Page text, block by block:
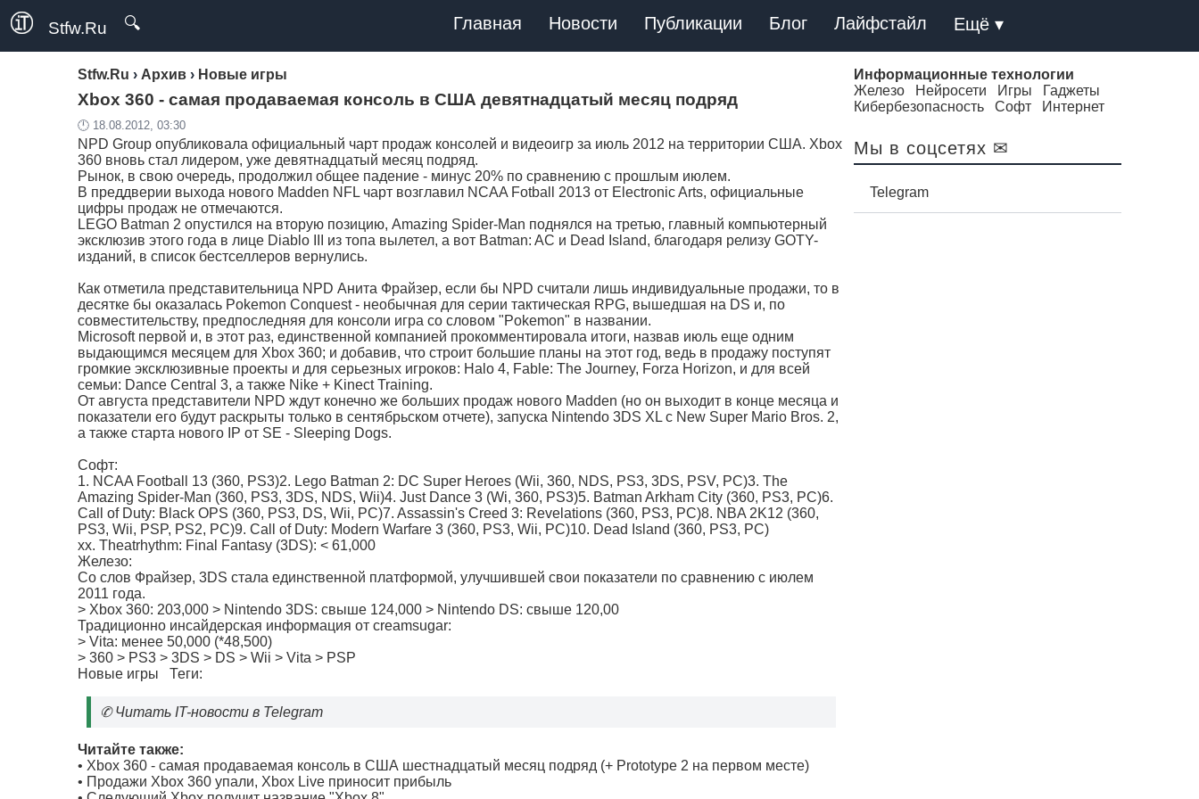
Stfw.Ru 🔍 Главная Новости Публикации Блог Лайфстайл Ещё ▾
Stfw.Ru › Архив › Новые игры
Xbox 360 - самая продаваемая консоль в США девятнадцатый месяц подряд
🕛 18.08.2012, 03:30
NPD Group опубликовала официальный чарт продаж консолей и видеоигр за июль 2012 на территории США. Xbox
360 вновь стал лидером, уже девятнадцатый месяц подряд.
Рынок, в свою очередь, продолжил общее падение - минус 20% по сравнению с прошлым июлем.
В преддверии выхода нового Madden NFL чарт возглавил NCAA Fotball 2013 от Electronic Arts, официальные
цифры продаж не отмечаются.
LEGO Batman 2 опустился на вторую позицию, Amazing Spider-Man поднялся на третью, главный компьютерный
эксклюзив этого года в лице Diablo III из топа вылетел, а вот Batman: AC и Dead Island, благодаря релизу GOTY-
изданий, в список бестселлеров вернулись.
Как отметила представительница NPD Анита Фрайзер, если бы NPD считали лишь индивидуальные продажи, то в
десятке бы оказалась Pokemon Conquest - необычная для серии тактическая RPG, вышедшая на DS и, по
совместительству, предпоследняя для консоли игра со словом "Pokemon" в названии.
Microsoft первой и, в этот раз, единственной компанией прокомментировала итоги, назвав июль еще одним
выдающимся месяцем для Xbox 360; и добавив, что строит большие планы на этот год, ведь в продажу поступят
громкие эксклюзивные проекты и для серьезных игроков: Halo 4, Fable: The Journey, Forza Horizon, и для всей
семьи: Dance Central 3, а также Nike + Kinect Training.
От августа представители NPD ждут конечно же больших продаж нового Madden (но он выходит в конце месяца и
показатели его будут раскрыты только в сентябрьском отчете), запуска Nintendo 3DS XL с New Super Mario Bros. 2,
а также старта нового IP от SE - Sleeping Dogs.
Софт:
1. NCAA Football 13 (360, PS3)2. Lego Batman 2: DC Super Heroes (Wii, 360, NDS, PS3, 3DS, PSV, PC)3. The
Amazing Spider-Man (360, PS3, 3DS, NDS, Wii)4. Just Dance 3 (Wi, 360, PS3)5. Batman Arkham City (360, PS3, PC)6.
Call of Duty: Black OPS (360, PS3, DS, Wii, PC)7. Assassin's Creed 3: Revelations (360, PS3, PC)8. NBA 2K12 (360,
PS3, Wii, PSP, PS2, PC)9. Call of Duty: Modern Warfare 3 (360, PS3, Wii, PC)10. Dead Island (360, PS3, PC)
xx. Theatrhythm: Final Fantasy (3DS): < 61,000
Железо:
Со слов Фрайзер, 3DS стала единственной платформой, улучшившей свои показатели по сравнению с июлем
2011 года.
> Xbox 360: 203,000 > Nintendo 3DS: свыше 124,000 > Nintendo DS: свыше 120,00
Традиционно инсайдерская информация от creamsugar:
> Vita: менее 50,000 (*48,500)
> 360 > PS3 > 3DS > DS > Wii > Vita > PSP
Новые игры Теги:
✆Читать IT-новости в Telegram
Читайте также:
• Xbox 360 - самая продаваемая консоль в США шестнадцатый месяц подряд (+ Prototype 2 на первом месте)
• Продажи Xbox 360 упали, Xbox Live приносит прибыль
Информационные технологии
Железо
Нейросети Игры
Гаджеты
Кибербезопасность
Софт Интернет
Мы в соцсетях ✉
Telegram